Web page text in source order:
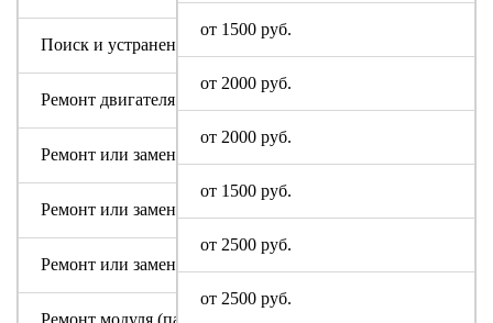
от 1500 руб.
от 2000 руб.
от 2000 руб.
от 1500 руб.
от 2500 руб.
от 2500 руб.
Поиск и устранение засора в сливном тракте
Ремонт двигателя машинки
Ремонт или замена аквастопа
Ремонт или замена мотора
Ремонт или замена патрубка
Ремонт модуля (пайка, замена радиодеталей)